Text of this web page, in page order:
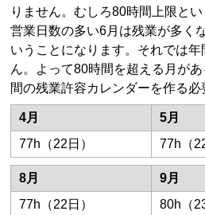
りません。むしろ80時間上限と
営業日数の多い6月は残業が多く
いうことになります。それでは
ん。よって80時間を超える月が
間の残業許容カレンダーを作る必
4月 5月
77h（22日）
77h（
8月 9月
77h（22日）
80h（